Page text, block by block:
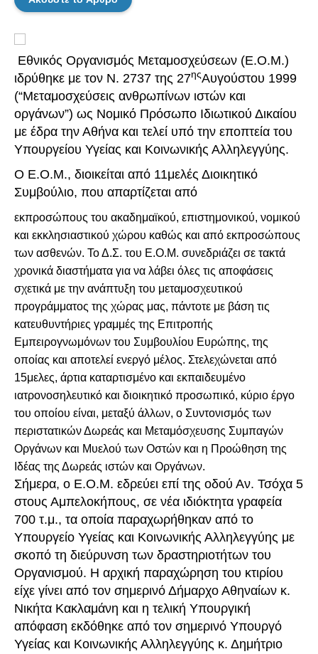
Εθνικός Οργανισμός Μεταμοσχεύσεων (Ε.Ο.Μ.)
ιδρύθηκε με τον Ν. 2737 της 27ηςΑυγούστου 1999
(“Μεταμοσχεύσεις ανθρωπίνων ιστών και
οργάνων”) ως Νομικό Πρόσωπο Ιδιωτικού Δικαίου
με έδρα την Αθήνα και τελεί υπό την εποπτεία του
Υπουργείου Υγείας και Κοινωνικής Αλληλεγγύης.
Ο Ε.Ο.Μ., διοικείται από 11μελές Διοικητικό
Συμβούλιο, που απαρτίζεται από
εκπροσώπους του ακαδημαϊκού, επιστημονικού, νομικού
και εκκλησιαστικού χώρου καθώς και από εκπροσώπους
των ασθενών. Το Δ.Σ. του Ε.Ο.Μ. συνεδριάζει σε τακτά
χρονικά διαστήματα για να λάβει όλες τις αποφάσεις
σχετικά με την ανάπτυξη του μεταμοσχευτικού
προγράμματος της χώρας μας, πάντοτε με βάση τις
κατευθυντήριες γραμμές της Επιτροπής
Εμπειρογνωμόνων του Συμβουλίου Ευρώπης, της
οποίας και αποτελεί ενεργό μέλος. Στελεχώνεται από
15μελες, άρτια καταρτισμένο και εκπαιδευμένο
ιατρονοσηλευτικό και διοικητικό προσωπικό, κύριο έργο
του οποίου είναι, μεταξύ άλλων, ο Συντονισμός των
περιστατικών Δωρεάς και Μεταμόσχευσης Συμπαγών
Οργάνων και Μυελού των Οστών και η Προώθηση της
Ιδέας της Δωρεάς ιστών και Οργάνων.
Σήμερα, ο Ε.Ο.Μ. εδρεύει επί της οδού Αν. Τσόχα 5
στους Αμπελοκήπους, σε νέα ιδιόκτητα γραφεία
700 τ.μ., τα οποία παραχωρήθηκαν από το
Υπουργείο Υγείας και Κοινωνικής Αλληλεγγύης με
σκοπό τη διεύρυνση των δραστηριοτήτων του
Οργανισμού. Η αρχική παραχώρηση του κτιρίου
είχε γίνει από τον σημερινό Δήμαρχο Αθηναίων κ.
Νικήτα Κακλαμάνη και η τελική Υπουργική
απόφαση εκδόθηκε από τον σημερινό Υπουργό
Υγείας και Κοινωνικής Αλληλεγγύης κ. Δημήτριο